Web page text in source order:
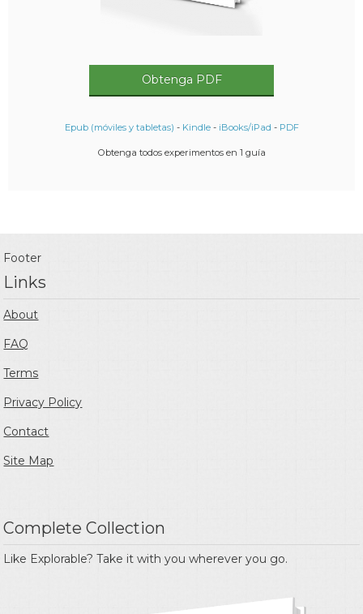
Obtenga PDF
Epub (móviles y tabletas) - Kindle- iBooks/iPad - PDF
Obtenga todos experimentos en 1 guía
Footer
Links
About
FAQ
Terms
Privacy Policy
Contact
Site Map
Complete Collection
Like Explorable? Take it with you wherever you go.